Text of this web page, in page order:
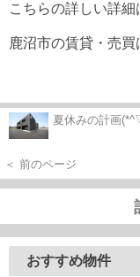
こちらの詳しい詳細
鹿沼市の賃貸・売買
夏休みの計画
＜ 前のページ
おすすめ物件